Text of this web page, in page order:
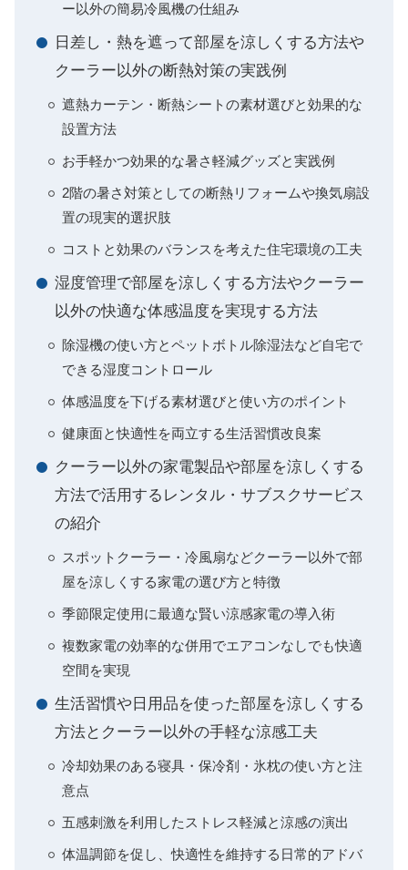
ー以外の簡易冷風機の仕組み
日差し・熱を遮って部屋を涼しくする方法や
クーラー以外の断熱対策の実践例
遮熱カーテン・断熱シートの素材選びと効果的な
設置方法
お手軽かつ効果的な暑さ軽減グッズと実践例
2階の暑さ対策としての断熱リフォームや換気扇設
置の現実的選択肢
コストと効果のバランスを考えた住宅環境の工夫
湿度管理で部屋を涼しくする方法やクーラー
以外の快適な体感温度を実現する方法
除湿機の使い方とペットボトル除湿法など自宅で
できる湿度コントロール
体感温度を下げる素材選びと使い方のポイント
健康面と快適性を両立する生活習慣改良案
クーラー以外の家電製品や部屋を涼しくする
方法で活用するレンタル・サブスクサービス
の紹介
スポットクーラー・冷風扇などクーラー以外で部
屋を涼しくする家電の選び方と特徴
季節限定使用に最適な賢い涼感家電の導入術
複数家電の効率的な併用でエアコンなしでも快適
空間を実現
生活習慣や日用品を使った部屋を涼しくする
方法とクーラー以外の手軽な涼感工夫
冷却効果のある寝具・保冷剤・氷枕の使い方と注
意点
五感刺激を利用したストレス軽減と涼感の演出
体温調節を促し、快適性を維持する日常的アドバ